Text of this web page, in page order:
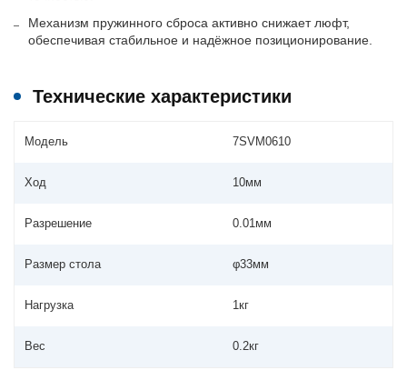
Механизм пружинного сброса активно снижает люфт,
обеспечивая стабильное и надёжное позиционирование.
Технические характеристики
Модель 7SVM0610
Ход 10мм
Разрешение 0.01мм
Размер стола φ33мм
Нагрузка 1кг
Вес 0.2кг